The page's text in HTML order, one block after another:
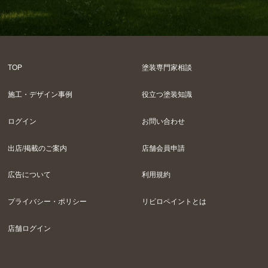
TOP 塗装専門家相談
施工・デザイン事例 役立つ塗装知識
ログイン お問い合わせ
出店/掲載のご案内 店舗会員申請
広告について 利用規約
プライバシー・ポリシー リビロペイントとは
店舗ログイン